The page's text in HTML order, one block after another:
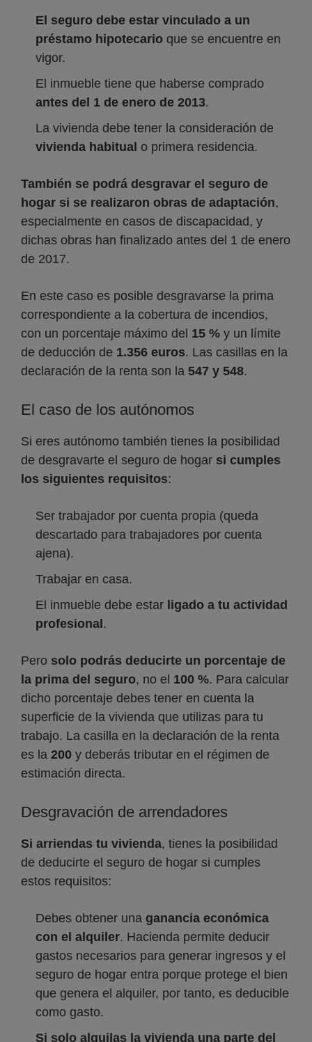
El seguro debe estar vinculado a un
préstamo hipotecario que se encuentre en
vigor.
El inmueble tiene que haberse comprado
antes del 1 de enero de 2013.
La vivienda debe tener la consideración de
vivienda habitual o primera residencia.
También se podrá desgravar el seguro de
hogar si se realizaron obras de adaptación,
especialmente en casos de discapacidad, y
dichas obras han finalizado antes del 1 de enero
de 2017.
En este caso es posible desgravarse la prima
correspondiente a la cobertura de incendios,
con un porcentaje máximo del 15 % y un límite
de deducción de 1.356 euros. Las casillas en la
declaración de la renta son la 547 y 548.
El caso de los autónomos
Si eres autónomo también tienes la posibilidad
de desgravarte el seguro de hogar si cumples
los siguientes requisitos:
Ser trabajador por cuenta propia (queda
descartado para trabajadores por cuenta
ajena).
Trabajar en casa.
El inmueble debe estar ligado a tu actividad
profesional .
Pero solo podrás deducirte un porcentaje de
la prima del seguro, no el 100 %. Para calcular
dicho porcentaje debes tener en cuenta la
superficie de la vivienda que utilizas para tu
trabajo. La casilla en la declaración de la renta
es la 200 y deberás tributar en el régimen de
estimación directa.
Desgravación de arrendadores
Si arriendas tu vivienda, tienes la posibilidad
de deducirte el seguro de hogar si cumples
estos requisitos:
Debes obtener una ganancia económica
con el alquiler. Hacienda permite deducir
gastos necesarios para generar ingresos y el
seguro de hogar entra porque protege el bien
que genera el alquiler, por tanto, es deducible
como gasto.
Si solo alquilas la vivienda una parte del